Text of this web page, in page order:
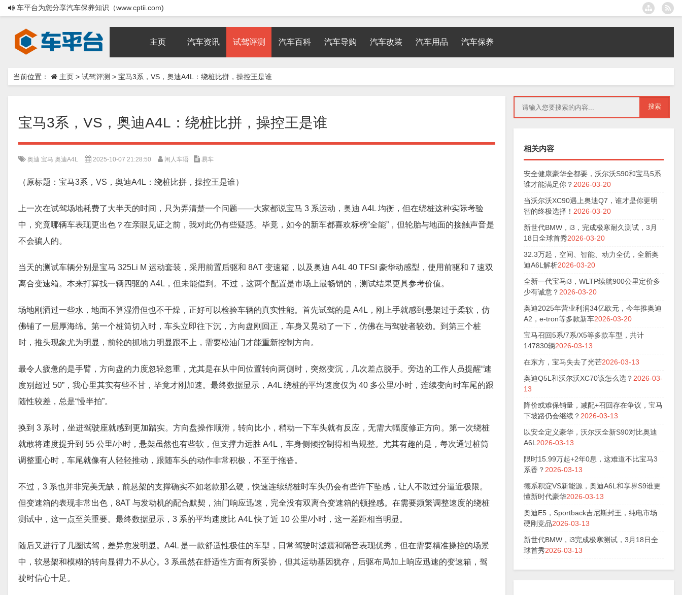
车平台为您分享汽车保养知识（www.cptii.com)
主页 汽车资讯 试驾评测 汽车百科 汽车导购 汽车改装 汽车用品 汽车保养
当前位置： 主页 > 试驾评测 > 宝马3系，VS，奥迪A4L：绕桩比拼，操控王是谁
宝马3系，VS，奥迪A4L：绕桩比拼，操控王是谁
奥迪 宝马 奥迪A4L 2025-10-07 21:28:50 闲人车语 易车
（原标题：宝马3系，VS，奥迪A4L：绕桩比拼，操控王是谁）
上一次在试驾场地耗费了大半天的时间，只为弄清楚一个问题——大家都说宝马 3 系运动， 奥迪 A4L 均衡，但在绕桩这种实际考验
中，究竟哪辆车表现更出色？在亲眼见证之前，我对此仍有些疑惑。毕竟，如今的新车都喜欢标榜“全能”，但轮胎与地面的接触声音是
不会骗人的。
当天的测试车辆分别是宝马 325Li M 运动套装，采用前置后驱和 8AT 变速箱，以及奥迪 A4L 40 TFSI 豪华动感型，使用前驱和 7 速双
离合变速箱。本来打算找一辆四驱的 A4L，但未能借到。不过，这两个配置是市场上最畅销的，测试结果更具参考价值。
场地刚洒过一些水，地面不算湿滑但也不干燥，正好可以检验车辆的真实性能。首先试驾的是 A4L，刚上手就感到悬架过于柔软，仿
佛铺了一层厚海绵。第一个桩筒切入时，车头立即往下沉，方向盘刚回正，车身又晃动了一下，仿佛在与驾驶者较劲。到第三个桩
时，推头现象尤为明显，前轮的抓地力明显跟不上，需要松油门才能重新控制方向。
最令人疲惫的是手臂，方向盘的力度忽轻忽重，尤其是在从中间位置转向两侧时，突然变沉，几次差点脱手。旁边的工作人员提醒“速
度别超过 50”，我心里其实有些不甘，毕竟才刚加速。最终数据显示，A4L 绕桩的平均速度仅为 40 多公里/小时，连续变向时车尾的跟
随性较差，总是“慢半拍”。
换到 3 系时，坐进驾驶座就感到更加踏实。方向盘操作顺滑，转向比小，稍动一下车头就有反应，无需大幅度修正方向。第一次绕桩
就敢将速度提升到 55 公里/小时，悬架虽然也有些软，但支撑力远胜 A4L，车身侧倾控制得相当规整。尤其有趣的是，每次通过桩筒
调整重心时，车尾就像有人轻轻推动，跟随车头的动作非常积极，不至于拖沓。
不过，3 系也并非完美无缺，前悬架的支撑确实不如老款那么硬，快速连续绕桩时车头仍会有些许下坠感，让人不敢过分逼近极限。
但变速箱的表现非常出色，8AT 与发动机的配合默契，油门响应迅速，完全没有双离合变速箱的顿挫感。在需要频繁调整速度的绕桩
测试中，这一点至关重要。最终数据显示，3 系的平均速度比 A4L 快了近 10 公里/小时，这一差距相当明显。
随后又进行了几圈试驾，差异愈发明显。A4L 是一款舒适性极佳的车型，日常驾驶时滤震和隔音表现优秀，但在需要精准操控的场景
中，软悬架和模糊的转向显得力不从心。3 系虽然在舒适性方面有所妥协，但其运动基因犹存，后驱布局加上响应迅速的变速箱，驾
驶时信心十足。
相关内容
安全健康豪华全都要，沃尔沃S90和宝马5系
谁才能满足你？ 2026-03-20
当沃尔沃XC90遇上奥迪Q7，谁才是你更明
智的终极选择！ 2026-03-20
新世代BMW，i3，完成极寒耐久测试，3月
18日全球首秀2026-03-20
32.3万起，空间、智能、动力全优，全新奥
迪A6L解析2026-03-20
全新一代宝马i3，WLTP续航900公里定价多
少有诚意？ 2026-03-20
奥迪2025年营业利润34亿欧元，今年推奥迪
A2，e-tron等多款新车2026-03-20
宝马召回5系/7系/X5等多款车型，共计
147830辆2026-03-13
在东方，宝马失去了光芒2026-03-13
奥迪Q5L和沃尔沃XC70该怎么选？ 2026-03-
13
降价或难保销量，减配+召回存在争议，宝马
下坡路仍会继续？ 2026-03-13
以安全定义豪华，沃尔沃全新S90对比奥迪
A6L 2026-03-13
限时15.99万起+2年0息，这难道不比宝马3
系香？ 2026-03-13
德系积淀VS新能源，奥迪A6L和享界S9谁更
懂新时代豪华2026-03-13
奥迪E5，Sportback吉尼斯封王，纯电市场
硬刚竞品2026-03-13
新世代BMW，i3完成极寒测试，3月18日全
球首秀2026-03-13